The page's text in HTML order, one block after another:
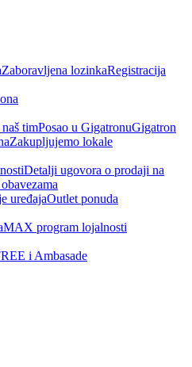
Zaboravljena lozinkaRegistracija
timPosao u GigatronuGigatron
Zakupljujemo lokale
Detalji ugovora o prodaji na
uređajaOutlet ponuda
program lojalnosti
i Ambasade